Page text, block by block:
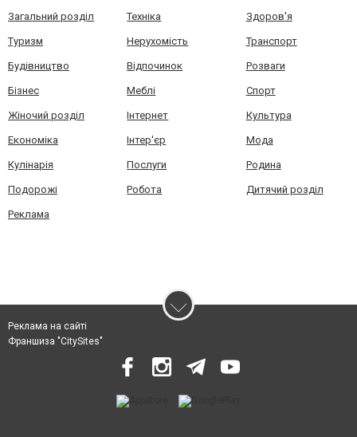
Загальний розділ Техніка Здоров'я
Туризм Нерухомість Транспорт
Будівництво Відпочинок Розваги
Бізнес Меблі Спорт
Жіночий розділ Інтернет Культура
Економіка Інтер'єр Мода
Кулінарія Послуги Родина
Подорожі Робота Дитячий розділ
Реклама
Реклама на сайті
Франшиза "CitySites"